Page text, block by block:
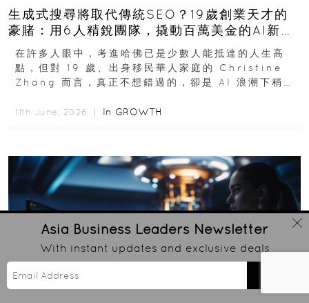
生成式搜尋將取代傳統SEO？19歲創業天才的
豪賭：用6人精銳團隊，撬動百萬美金的AI新商
機
在許多人眼中，考進哈佛已是少數人能抵達的人生高
點，但對 19 歲、出身移民華人家庭的 Christine
Zhang 而言，真正不想錯過的，卻是 AI 浪潮下稍縱
11th June, 2026 ｜ In GROWTH
Asia Business Leaders Newsletter
With instant updates and exclusive deals